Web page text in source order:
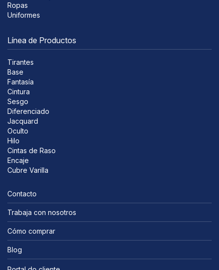
Ropas
Uniformes
Línea de Productos
Tirantes
Base
Fantasía
Cintura
Sesgo
Diferenciado
Jacquard
Oculto
Hilo
Cintas de Raso
Encaje
Cubre Varilla
Contacto
Trabaja con nosotros
Cómo comprar
Blog